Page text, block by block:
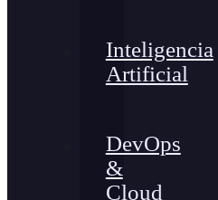
Inteligencia
Artificial
DevOps
&
Cloud